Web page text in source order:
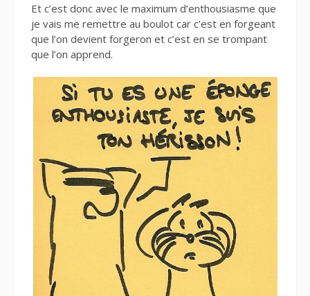
Et c’est donc avec le maximum d’enthousiasme que
je vais me remettre au boulot car c’est en forgeant
que l’on devient forgeron et c’est en se trompant
que l’on apprend.